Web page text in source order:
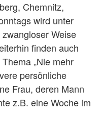
Chemnitz,
wird unter
Weise
finden auch
„Nie mehr
persönliche
Frau, deren Mann
z.B. eine Woche im